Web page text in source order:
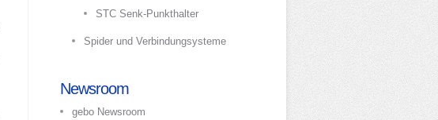
STC Senk-Punkthalter
Spider und Verbindungsysteme
Newsroom
gebo Newsroom